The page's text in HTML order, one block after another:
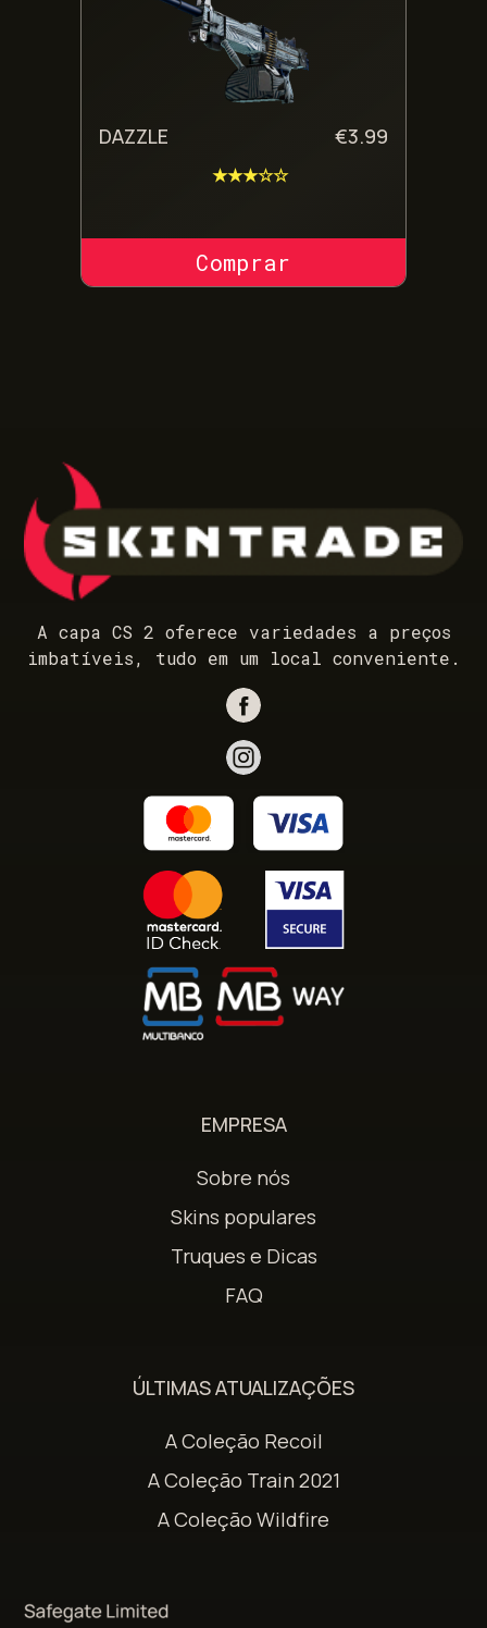
DAZZLE €3.99
★★★☆☆
COMPRAR SKIN
A capa CS 2 oferece variedades a preços
imbatíveis, tudo em um local conveniente.
EMPRESA
Sobre nós
Skins populares
Truques e Dicas
FAQ
ÚLTIMAS ATUALIZAÇÕES
A Coleção Recoil
A Coleção Train 2021
A Coleção Wildfire